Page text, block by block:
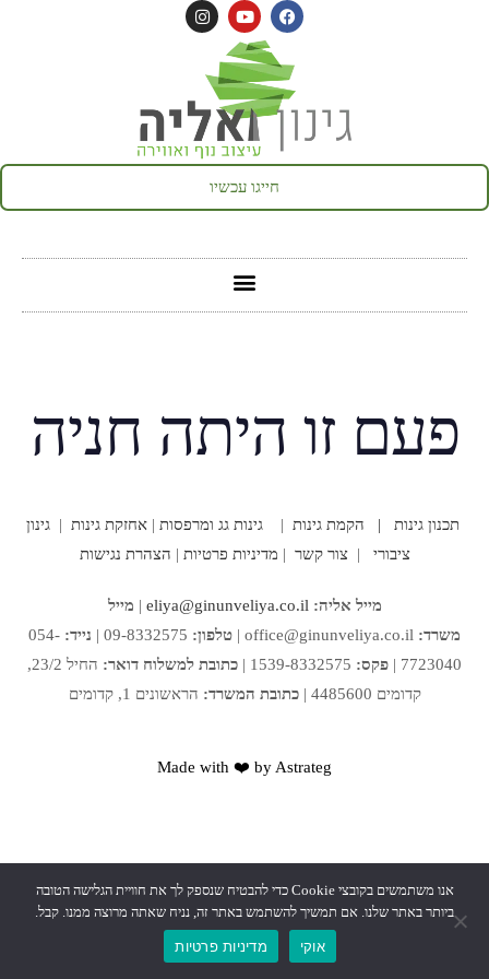
חייגו עכשיו
פעם זו היתה חניה
תכנון גינות | הקמת גינות | גינות גג ומרפסות |אחזקת גינות |גינון
ציבורי |צור קשר | מדיניות פרטיות | הצהרת נגישות
מייל אליה: eliya@ginunveliya.co.il
| מייל
משרד: office@ginunveliya.co.il
| טלפון: נייד: 054-
7723040 |
פקס: כתובת למשלוח דואר:
החיל 23/2,
קדומים 4485600 |
כתובת המשרד: הראשונים 1, קדומים
Made with ❤️ by Astrateg
אנו משתמשים בקובצי Cookie כדי להבטיח שנספק לך את חוויית הגלישה הטובה
ביותר באתר שלנו. אם תמשיך להשתמש באתר זה, נניח שאתה מרוצה ממנו. קבל.
אוקי מדיניות פרטיות